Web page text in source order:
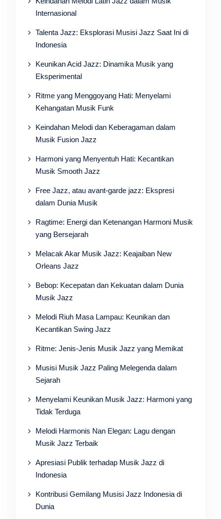
Internasional
Talenta Jazz: Eksplorasi Musisi Jazz Saat Ini di
Indonesia
Keunikan Acid Jazz: Dinamika Musik yang
Eksperimental
Ritme yang Menggoyang Hati: Menyelami
Kehangatan Musik Funk
Keindahan Melodi dan Keberagaman dalam
Musik Fusion Jazz
Harmoni yang Menyentuh Hati: Kecantikan
Musik Smooth Jazz
Free Jazz, atau avant-garde jazz: Ekspresi
dalam Dunia Musik
Ragtime: Energi dan Ketenangan Harmoni Musik
yang Bersejarah
Melacak Akar Musik Jazz: Keajaiban New
Orleans Jazz
Bebop: Kecepatan dan Kekuatan dalam Dunia
Musik Jazz
Melodi Riuh Masa Lampau: Keunikan dan
Kecantikan Swing Jazz
Ritme: Jenis-Jenis Musik Jazz yang Memikat
Musisi Musik Jazz Paling Melegenda dalam
Sejarah
Menyelami Keunikan Musik Jazz: Harmoni yang
Tidak Terduga
Melodi Harmonis Nan Elegan: Lagu dengan
Musik Jazz Terbaik
Apresiasi Publik terhadap Musik Jazz di
Indonesia
Kontribusi Gemilang Musisi Jazz Indonesia di
Dunia